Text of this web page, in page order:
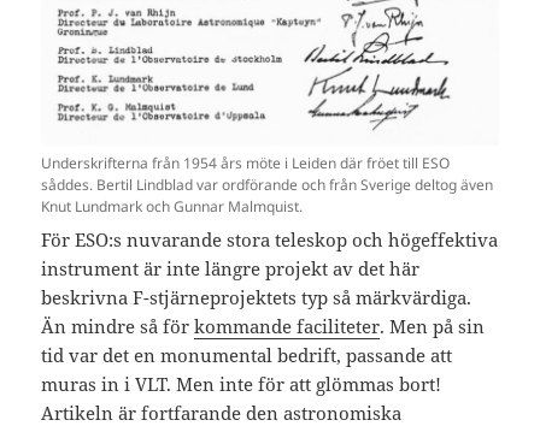
Underskrifterna från 1954 års möte i Leiden där fröet till ESO
såddes. Bertil Lindblad var ordförande och från Sverige deltog även
Knut Lundmark och Gunnar Malmquist.
För ESO:s nuvarande stora teleskop och högeffektiva
instrument är inte längre projekt av det här
beskrivna F-stjärneprojektets typ så märkvärdiga.
Än mindre så förkommande faciliteter. Men på sin
tid var det en monumental bedrift, passande att
muras in i VLT. Men inte för att glömmas bort!
Artikeln är fortfarande den astronomiska